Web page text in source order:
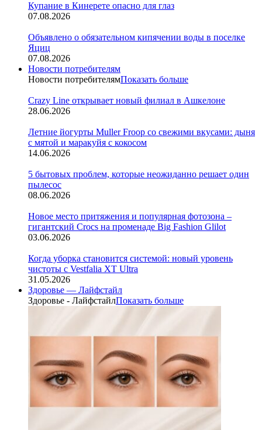
Купание в Кинерете опасно для глаз
07.08.2026
Объявлено о обязательном кипячении воды в поселке
Яциц
07.08.2026
Новости потребителям
Новости потребителямПоказать больше
Crazy Line открывает новый филиал в Ашкелоне
28.06.2026
Летние йогурты Muller Froop со свежими вкусами: дыня
с мятой и маракуйя с кокосом
14.06.2026
5 бытовых проблем, которые неожиданно решает один
пылесос
08.06.2026
Новое место притяжения и популярная фотозона –
гигантский Crocs на променаде Big Fashion Glilot
03.06.2026
Когда уборка становится системой: новый уровень
чистоты с Vestfalia XT Ultra
31.05.2026
Здоровье — Лайфстайл
Здоровье - ЛайфстайлПоказать больше